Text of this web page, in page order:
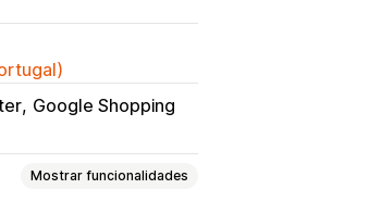
Google Shopping
Mostrar funcionalidades